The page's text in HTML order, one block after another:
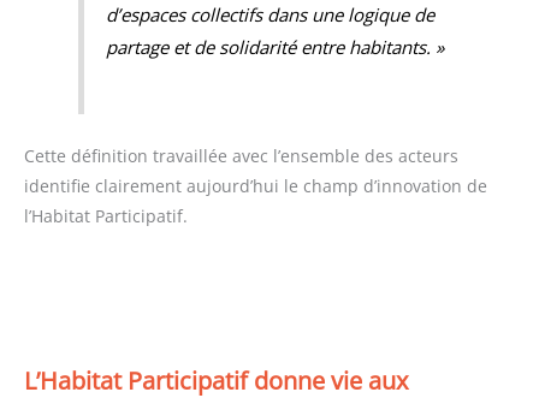
d’espaces collectifs dans une logique de
partage et de solidarité entre habitants. »
Cette définition travaillée avec l’ensemble des acteurs
identifie clairement aujourd’hui le champ d’innovation de
l’Habitat Participatif.
L’Habitat Participatif donne vie aux